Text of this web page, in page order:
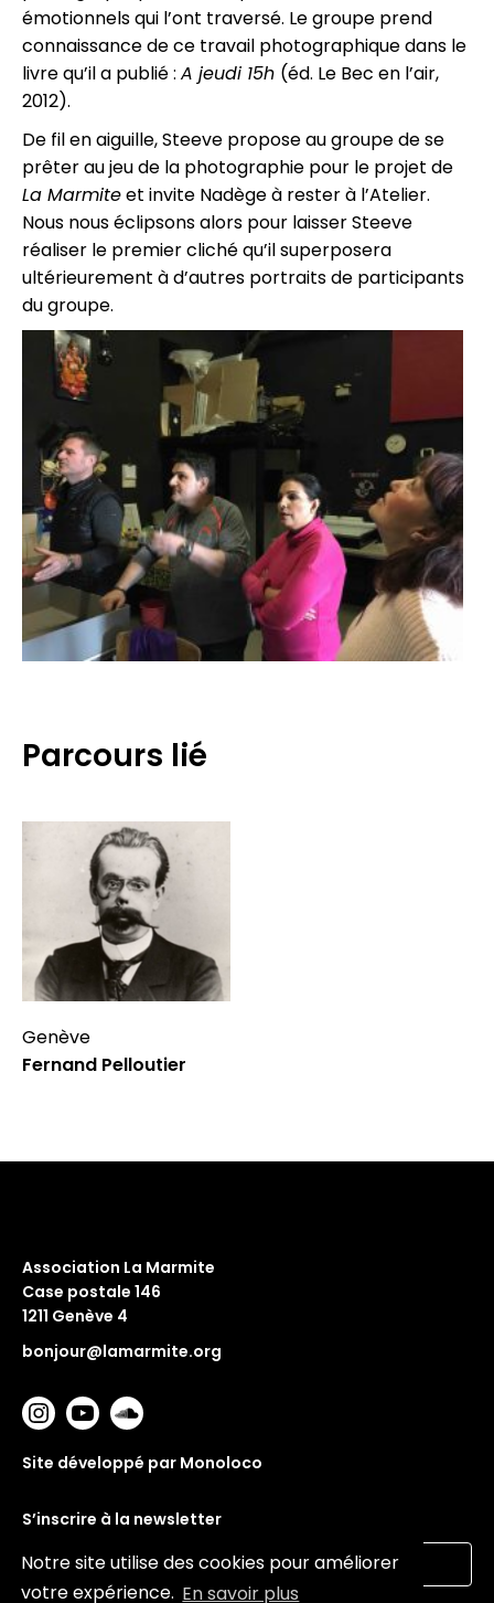
Notre site utilise des cookies pour améliorer
votre expérience. En savoir plus
émotionnels qui l’ont traversé. Le groupe prend
connaissance de ce travail photographique dans le
livre qu’il a publié : A jeudi 15h (éd. Le Bec en l’air,
2012).
De fil en aiguille, Steeve propose au groupe de se
prêter au jeu de la photographie pour le projet de
La Marmiteet invite Nadège à rester à l’Atelier.
Nous nous éclipsons alors pour laisser Steeve
réaliser le premier cliché qu’il superposera
ultérieurement à d’autres portraits de participants
du groupe.
Parcours lié
Genève
Fernand Pelloutier
Association La Marmite
Case postale 146
1211 Genève 4
bonjour@lamarmite.org
Site développé par Monoloco
S’inscrire à la newsletter